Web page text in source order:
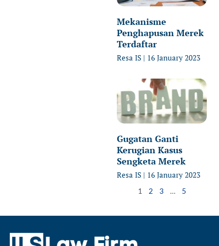
Mekanisme
Penghapusan Merek
Terdaftar
Resa IS 16 January 2023
Gugatan Ganti
Kerugian Kasus
Sengketa Merek
Resa IS 16 January 2023
1 2 3 … 5